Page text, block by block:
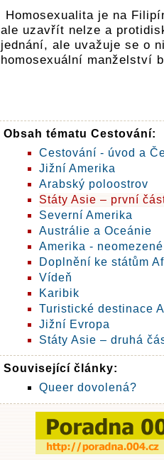
Homosexualita je na
ale uzavřít nelze a
jednání, ale uvažuje se o
homosexuální manželství
Obsah tématu Cestování:
Cestování - úvod a
Jižní Amerika
Arabský poloostrov
Státy Asie – první
Severní Amerika
Austrálie a Oceánie
Amerika -
Doplnění ke státům
Vídeň
Karibik
Turistické destinace
Jižní Evropa
Státy Asie – druhá
Související články:
Queer dovolená?